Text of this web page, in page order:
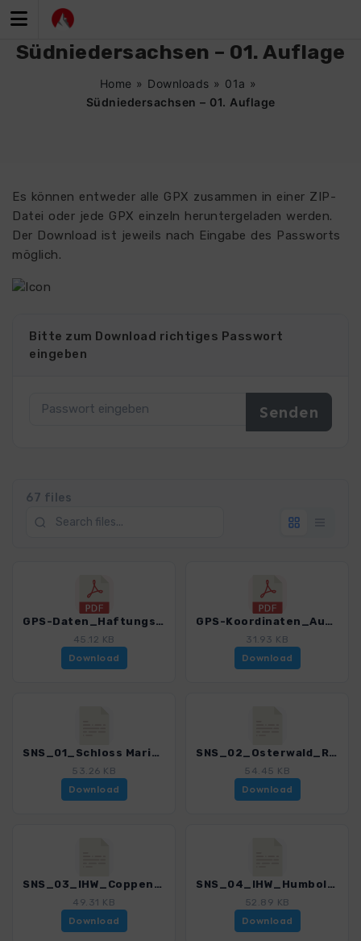
Inhalt
springen
Südniedersachsen – 01. Auflage
Home » Downloads » 01a »
Südniedersachsen – 01. Auflage
Es können entweder alle GPX zusammen in einer ZIP-
Datei oder jede GPX einzeln heruntergeladen werden.
Der Download ist jeweils nach Eingabe des Passworts
möglich.
Bitte zum Download richtiges Passwort
eingeben
67 files
GPS-Daten_Haftungsausschluss-Nutzungsbedingungen_WF_Suedniedersachsen_4552_1.pdf
45.12 KB
Download
GPS-Koordinaten_Ausgangspunkte_WF_Suedniedersachsen_4552_1.pdf
31.93 KB
Download
SNS_01_Schloss Marienburg_Alt Calenberg_4552_1.gpx
53.26 KB
Download
SNS_02_Osterwald_Runde_4552_1.gpx
54.45 KB
Download
SNS_03_IHW_Coppenbruegge_Humboldtsee_4552_1.gpx
49.31 KB
Download
SNS_04_IHW_Humboldtsee_Gruenenplan_4552_1.gpx
52.89 KB
Download